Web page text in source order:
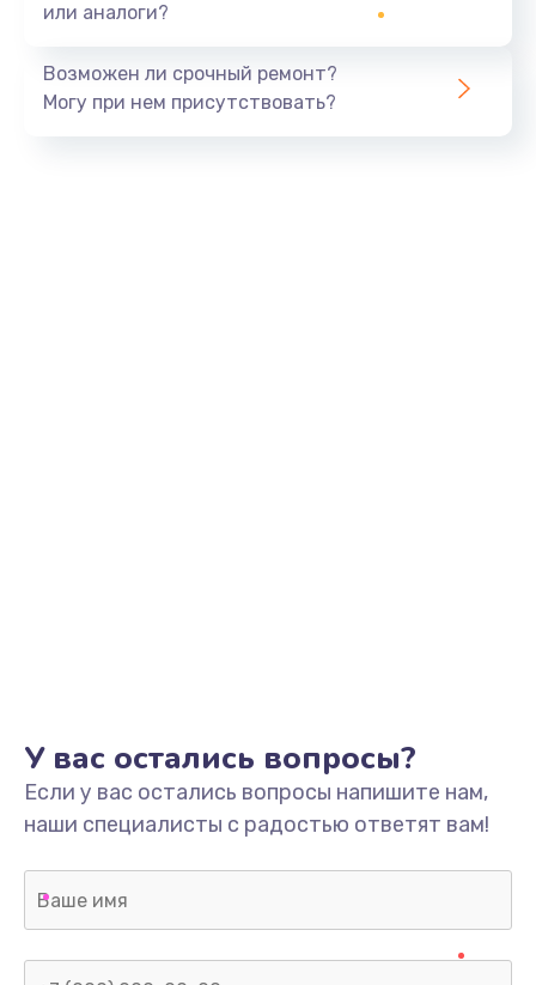
или аналоги?
Возможен ли срочный ремонт?
Могу при нем присутствовать?
У вас остались вопросы?
Если у вас остались вопросы напишите нам,
наши специалисты с радостью ответят вам!